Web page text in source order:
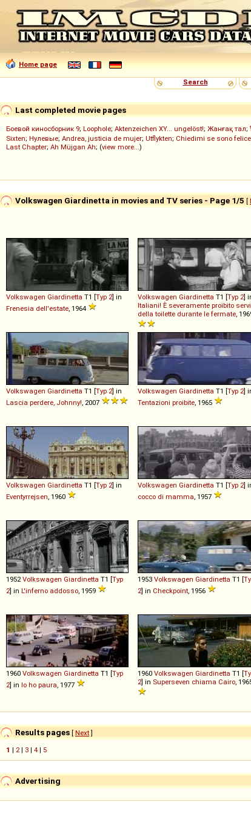
Home page
Search
Last completed movie pages
Боевой киносборник 9; Loophole; Aktenzeichen XY... ungelöst!; Жанғақ тал;
Sixten; Нулевые; Andrea, justicia de mujer; Utflykten; Chiedimi se sono felice
Last Chapter; Ah Müjgan Ah; (view more...)
Volkswagen Giardinetta in movies and TV series - Page 1/5 [
Volkswagen Giardinetta T1 [Typ 2] in
Frenesia dell'estate , 1964
Volkswagen Giardinetta T1 [Typ 2]
Italiani! È severamente proibito
della toilette durante le fermate ,
Volkswagen Giardinetta T1 [Typ 2] in
Lascia perdere, Johnny! , 2007
Volkswagen Giardinetta T1 [Typ 2]
Tentazioni proibite , 1965
Volkswagen Giardinetta T1 [Typ 2] in
Eventyrrejsen , 1960
Volkswagen Giardinetta T1 [Typ 2]
cocco di mamma , 1957
1952 Volkswagen Giardinetta T1 [Typ
2] in L'inferno addosso , 1959
1953 Volkswagen Giardinetta T1 [
2] in Checkpoint , 1956
1960 Volkswagen Giardinetta T1 [Typ
2] in Io ho paura , 1977
1960 Volkswagen Giardinetta T1 [
2] in Superseven chiama Cairo ,
Results pages [ Next]
1 | 2 | 3 | 4 | 5
Advertising